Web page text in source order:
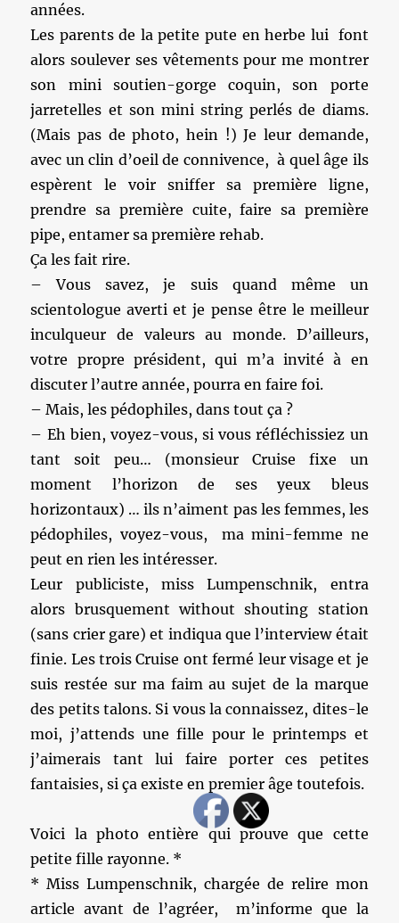
années.
Les parents de la petite pute en herbe lui font
alors soulever ses vêtements pour me montrer
son mini soutien-gorge coquin, son porte
jarretelles et son mini string perlés de diams.
(Mais pas de photo, hein !) Je leur demande,
avec un clin d’oeil de connivence, à quel âge ils
espèrent le voir sniffer sa première ligne,
prendre sa première cuite, faire sa première
pipe, entamer sa première rehab.
Ça les fait rire.
– Vous savez, je suis quand même un
scientologue averti et je pense être le meilleur
inculqueur de valeurs au monde. D’ailleurs,
votre propre président, qui m’a invité à en
discuter l’autre année, pourra en faire foi.
– Mais, les pédophiles, dans tout ça ?
– Eh bien, voyez-vous, si vous réfléchissiez un
tant soit peu… (monsieur Cruise fixe un
moment l’horizon de ses yeux bleus
horizontaux) … ils n’aiment pas les femmes, les
pédophiles, voyez-vous, ma mini-femme ne
peut en rien les intéresser.
Leur publiciste, miss Lumpenschnik, entra
alors brusquement without shouting station
(sans crier gare) et indiqua que l’interview était
finie. Les trois Cruise ont fermé leur visage et je
suis restée sur ma faim au sujet de la marque
des petits talons. Si vous la connaissez, dites-le
moi, j’attends une fille pour le printemps et
j’aimerais tant lui faire porter ces petites
fantaisies, si ça existe en premier âge toutefois.
Voici la photo entière qui prouve que cette
petite fille rayonne. *
* Miss Lumpenschnik, chargée de relire mon
article avant de l’agréer, m’informe que la